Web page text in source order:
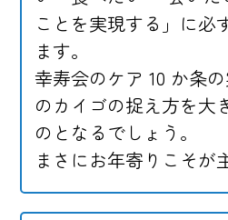
介護職員としての経
ップへ必ずつながる
活躍の場
特別養護老人ホーム長
（ユニット型）
ことを実現する」に必
ます。
幸寿会のケア 10 か条
のカイゴの捉え方を大
のとなるでしょう。
まさにお年寄りこそが